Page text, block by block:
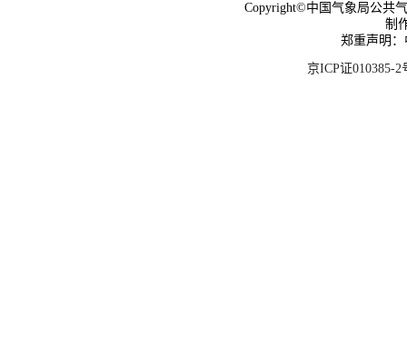
Copyright©中国气象局公共
制
郑重声明
京ICP证010385-2